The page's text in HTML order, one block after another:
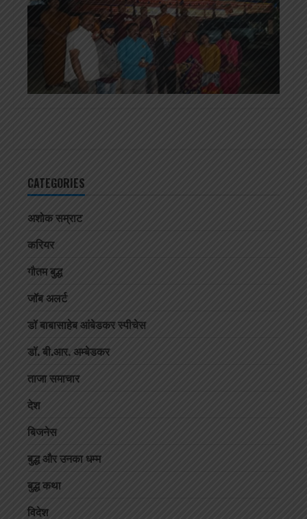
CATEGORIES
अशोक सम्राट
करियर
गौतम बुद्ध
जॉब अलर्ट
डॉ बाबासाहेब आंबेडकर स्पीचेस
डॉ. बी.आर. अम्बेडकर
ताजा समाचार
देश
बिजनेस
बुद्ध और उनका धम्म
बुद्ध कथा
विदेश